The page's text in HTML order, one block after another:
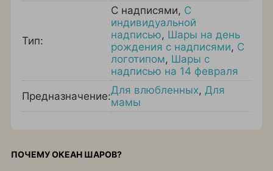
Тип:
С надписями, С
индивидуальной
надписью, Шары на день
рождения с надписями, С
логотипом, Шары с
надписью на 14 февраля
Предназначение:Для влюбленных, Для
мамы
ПОЧЕМУ ОКЕАН ШАРОВ?